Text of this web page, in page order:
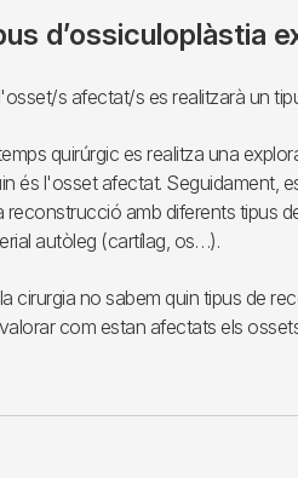
d’ossiculoplàstia
s afectat/s es realitzarà un
quirúrgic es realitza una
és l'osset afectat. Seguidament,
reconstrucció amb diferents tipus
autòleg (cartílag, os…).
cirurgia no sabem quin tipus de
com estan afectats els